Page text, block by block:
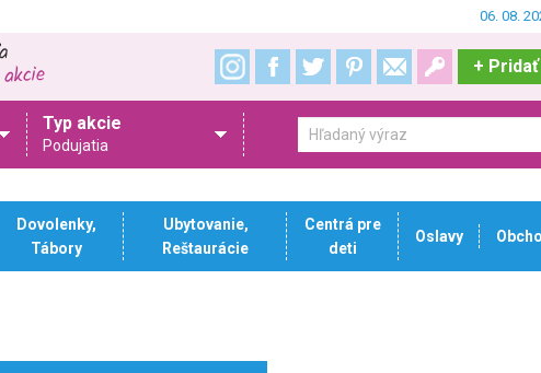
06. 08.
+
Typ akcie
Podujatia
Dovolenky,
Tábory
Ubytovanie,
Reštaurácie
Centrá pre
deti
Oslavy